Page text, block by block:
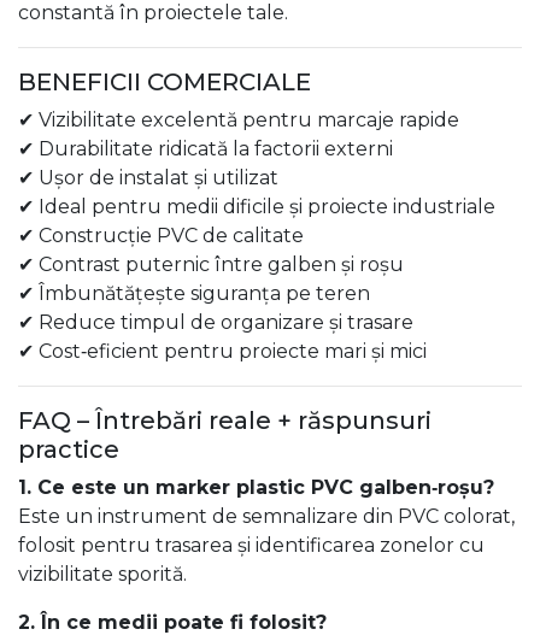
constantă în proiectele tale.
BENEFICII COMERCIALE
✔ Vizibilitate excelentă pentru marcaje rapide
✔ Durabilitate ridicată la factorii externi
✔ Ușor de instalat și utilizat
✔ Ideal pentru medii dificile și proiecte industriale
✔ Construcție PVC de calitate
✔ Contrast puternic între galben și roșu
✔ Îmbunătățește siguranța pe teren
✔ Reduce timpul de organizare și trasare
✔ Cost‑eficient pentru proiecte mari și mici
FAQ – Întrebări reale + răspunsuri
practice
1. Ce este un marker plastic PVC galben‑roșu?
Este un instrument de semnalizare din PVC colorat,
folosit pentru trasarea și identificarea zonelor cu
vizibilitate sporită.
2. În ce medii poate fi folosit?